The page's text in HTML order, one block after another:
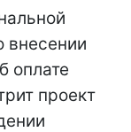
внесении
оплате
проект